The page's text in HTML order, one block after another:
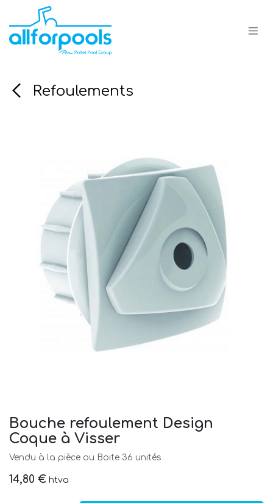
Se rendre au contenu
Refoulements
Bouche refoulement Design
Coque à Visser
Vendu à la pièce ou Boite 36 unités
14,80 € htva